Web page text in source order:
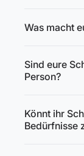
Was macht
Sind eure
Person?
Könnt ihr
Bedürfnisse